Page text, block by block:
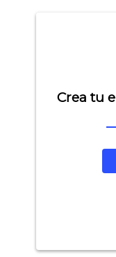
- Artículos
Crea tu